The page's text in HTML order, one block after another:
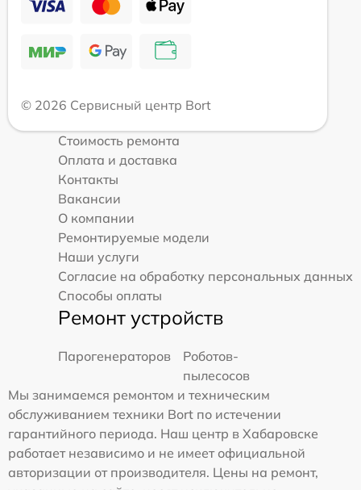
© 2026 Сервисный центр Bort
Стоимость ремонта
Оплата и доставка
Контакты
Вакансии
О компании
Ремонтируемые модели
Наши услуги
Согласие на обработку персональных данных
Способы оплаты
Ремонт устройств
Парогенераторов
Роботов-
пылесосов
Мы занимаемся ремонтом и техническим
обслуживанием техники Bort по истечении
гарантийного периода. Наш центр в Хабаровске
работает независимо и не имеет официальной
авторизации от производителя. Цены на ремонт,